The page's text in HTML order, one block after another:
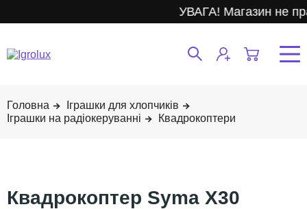
УВАГА! Магазин не
Іграшки для хлопчиків
Іграшки на радіокеруванні
Квадрокоптери
Квадрокоптер Syma X30